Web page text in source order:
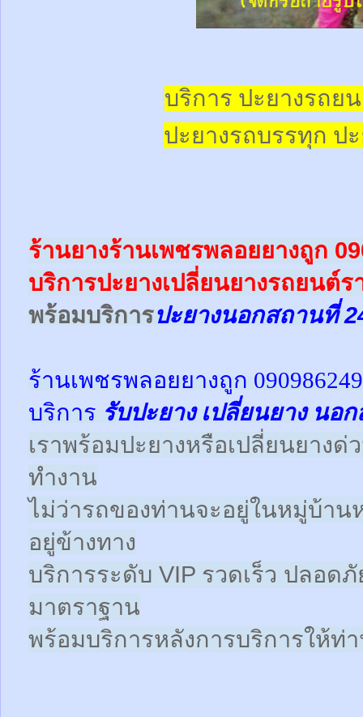
บริการ ปะยางรถย
ปะยางรถบรรทุก ป
ร้านยางร้านเพชรพลอยยางถูก
บริการปะยางเปลี่ยนยางรถยนต์ร
พร้อมบริการปะยางนอกสถานที่
ร้านเพชรพลอยยางถูก
บริการ รับปะยาง เปลี่ยนยาง นอ
เราพร้อมปะยางหรือเปลี่ยนยาง
ทำงาน
ไม่ว่ารถของท่านจะอยู่ในหมู่บ้า
อยู่ข้างทาง
บริการระดับ VIP รวดเร็ว ปลอด
มาตราฐาน
พร้อมบริการหลังการบริการให้ท่